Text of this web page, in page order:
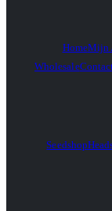
HomeMijn
Wholesale
Seedshop